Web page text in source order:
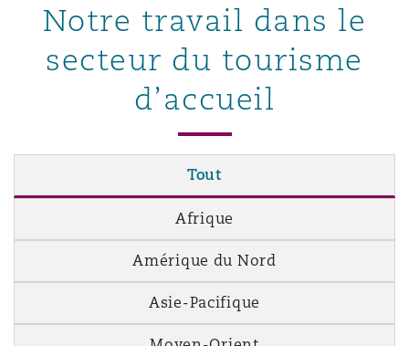
Notre travail dans le
secteur du tourisme
d’accueil
Tout
Afrique
Amérique du Nord
Asie-Pacifique